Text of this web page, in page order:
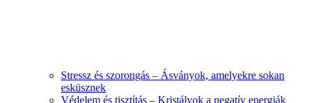
Stressz és szorongás – Ásványok, amelyekre sokan
esküsznek
Védelem és tisztítás – Kristályok a negatív energiák